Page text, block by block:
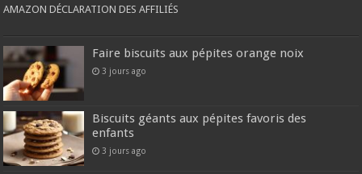
AMAZON DÉCLARATION DES AFFILIÉS
Faire biscuits aux pépites orange noix
3 jours ago
Biscuits géants aux pépites favoris des
enfants
3 jours ago